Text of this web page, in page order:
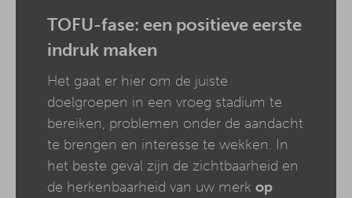
TOFU-fase: een positieve eerste
indruk maken
Het gaat er hier om de juiste
doelgroepen in een vroeg stadium te
bereiken, problemen onder de aandacht
te brengen en interesse te wekken. In
het beste geval zijn de zichtbaarheid en
de herkenbaarheid van uw merk op